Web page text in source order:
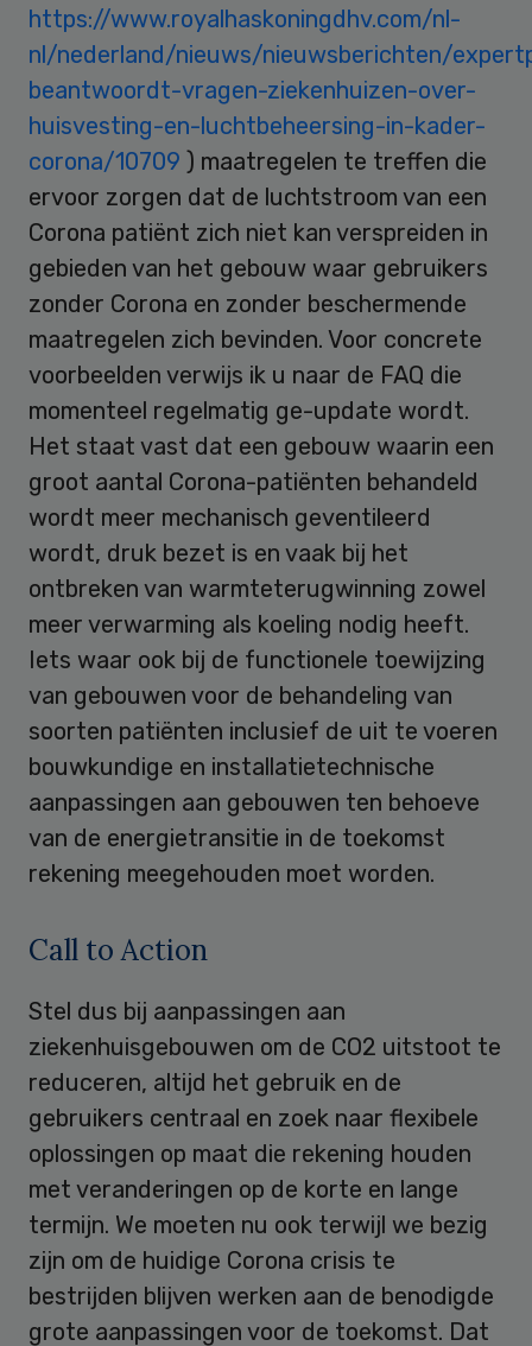
https://www.royalhaskoningdhv.com/nl-
nl/nederland/nieuws/nieuwsberichten/
beantwoordt-vragen-ziekenhuizen-over-
huisvesting-en-luchtbeheersing-in-kader-
corona/10709 ) maatregelen te treffen die
ervoor zorgen dat de luchtstroom van een
Corona patiënt zich niet kan verspreiden in
gebieden van het gebouw waar gebruikers
zonder Corona en zonder beschermende
maatregelen zich bevinden. Voor concrete
voorbeelden verwijs ik u naar de FAQ die
momenteel regelmatig ge-update wordt.
Het staat vast dat een gebouw waarin een
groot aantal Corona-patiënten behandeld
wordt meer mechanisch geventileerd
wordt, druk bezet is en vaak bij het
ontbreken van warmteterugwinning zowel
meer verwarming als koeling nodig heeft.
Iets waar ook bij de functionele toewijzing
van gebouwen voor de behandeling van
soorten patiënten inclusief de uit te voeren
bouwkundige en installatietechnische
aanpassingen aan gebouwen ten behoeve
van de energietransitie in de toekomst
rekening meegehouden moet worden.
Call to Action
Stel dus bij aanpassingen aan
ziekenhuisgebouwen om de CO2 uitstoot te
reduceren, altijd het gebruik en de
gebruikers centraal en zoek naar flexibele
oplossingen op maat die rekening houden
met veranderingen op de korte en lange
termijn. We moeten nu ook terwijl we bezig
zijn om de huidige Corona crisis te
bestrijden blijven werken aan de benodigde
grote aanpassingen voor de toekomst. Dat